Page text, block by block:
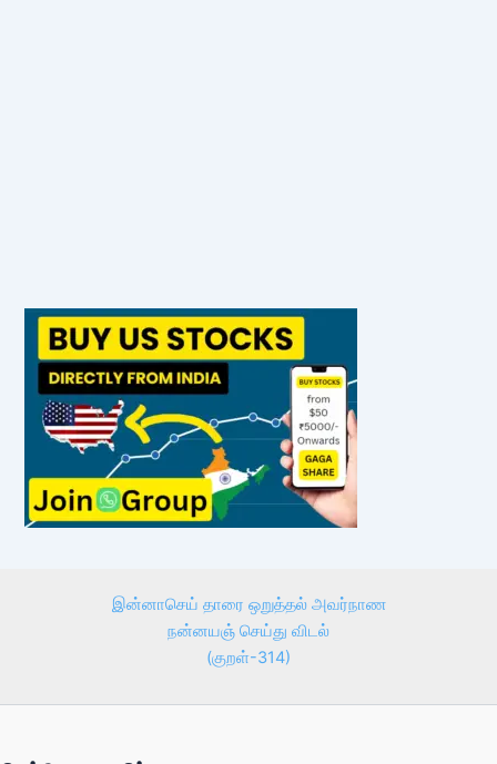
இன்னாசெய் தாரை ஒறுத்தல் அவர்நாண
நன்னயஞ் செய்து விடல்
(குறள்-314)